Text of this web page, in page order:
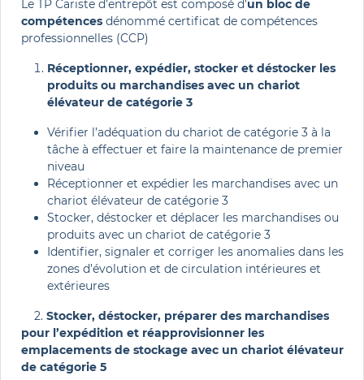
Le TP Cariste d’entrepôt est composé d’un bloc de
compétences dénommé certificat de compétences
professionnelles (CCP)
Réceptionner, expédier, stocker et déstocker les
produits ou marchandises avec un chariot
élévateur de catégorie 3
Vérifier l’adéquation du chariot de catégorie 3 à la
tâche à effectuer et faire la maintenance de premier
niveau
Réceptionner et expédier les marchandises avec un
chariot élévateur de catégorie 3
Stocker, déstocker et déplacer les marchandises ou
produits avec un chariot de catégorie 3
Identifier, signaler et corriger les anomalies dans les
zones d’évolution et de circulation intérieures et
extérieures
2. Stocker, déstocker, préparer des marchandises
pour l’expédition et réapprovisionner les
emplacements de stockage avec un chariot élévateur
de catégorie 5